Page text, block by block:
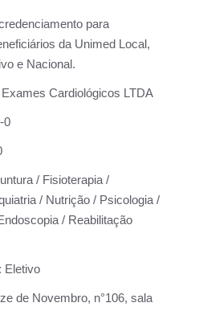
para
da Unimed Local,
e Nacional.
Cardiológicos LTDA
0
/ Fisioterapia /
/ Nutrição / Psicologia /
/ Reabilitação
Eletivo
de Novembro, n°106, sala